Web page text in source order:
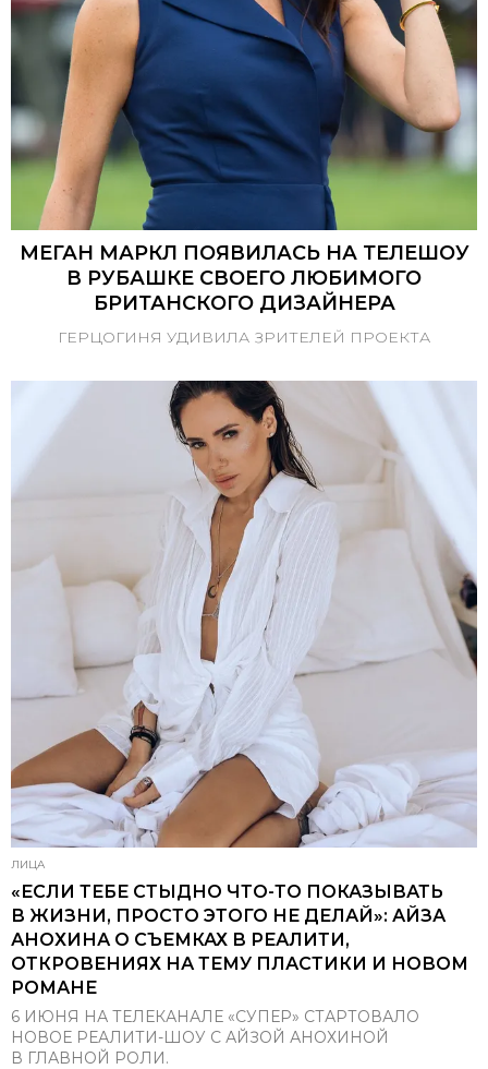
МЕГАН МАРКЛ ПОЯВИЛАСЬ НА ТЕЛЕШОУ
В РУБАШКЕ СВОЕГО ЛЮБИМОГО
БРИТАНСКОГО ДИЗАЙНЕРА
ГЕРЦОГИНЯ УДИВИЛА ЗРИТЕЛЕЙ ПРОЕКТА
ЛИЦА
«ЕСЛИ ТЕБЕ СТЫДНО ЧТО-ТО ПОКАЗЫВАТЬ
В ЖИЗНИ, ПРОСТО ЭТОГО НЕ ДЕЛАЙ»: АЙЗА
АНОХИНА О СЪЕМКАХ В РЕАЛИТИ,
ОТКРОВЕНИЯХ НА ТЕМУ ПЛАСТИКИ И НОВОМ
РОМАНЕ
6 ИЮНЯ НА ТЕЛЕКАНАЛЕ «СУПЕР» СТАРТОВАЛО
НОВОЕ РЕАЛИТИ-ШОУ С АЙЗОЙ АНОХИНОЙ
В ГЛАВНОЙ РОЛИ.